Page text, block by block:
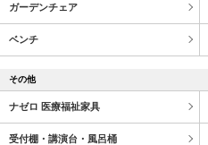
ガーデンチェア
ベンチ
その他
ナゼロ 医療福祉家具
受付棚・講演台・風呂桶